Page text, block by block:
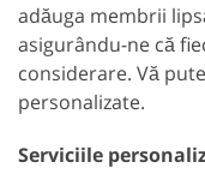
adăuga membrii
asigurându-ne că
considerare. Vă
personalizate.
Serviciile